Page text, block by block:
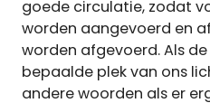
goede circulatie, zodat
worden aangevoerd en
worden afgevoerd. Als
bepaalde plek van ons
andere woorden als er